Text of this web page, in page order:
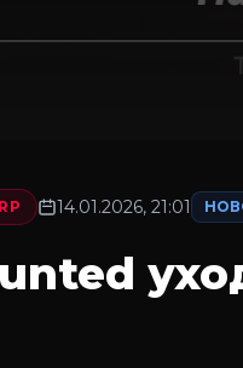
14.01.2026, 21:01